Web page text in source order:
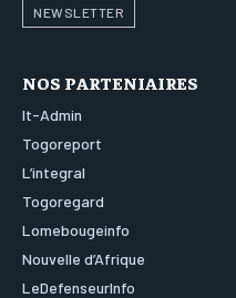
NEWSLETTER
NOS PARTENIAIRES
It-Admin
Togoreport
L’integral
Togoregard
Lomebougeinfo
Nouvelle d’Afrique
LeDefenseurInfo